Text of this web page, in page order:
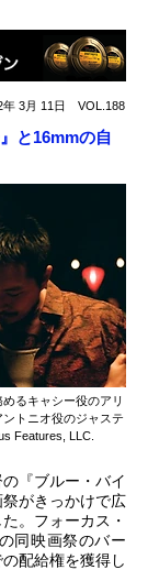
年 3月 11日 VOL.188
と16mmの自
るキャシー役のアリ
トニオ役のジャステ
Features, LLC.
『ブルー・バイ
がきっかけで広
。フォーカス・
同映画祭のバー
配給権を獲得し